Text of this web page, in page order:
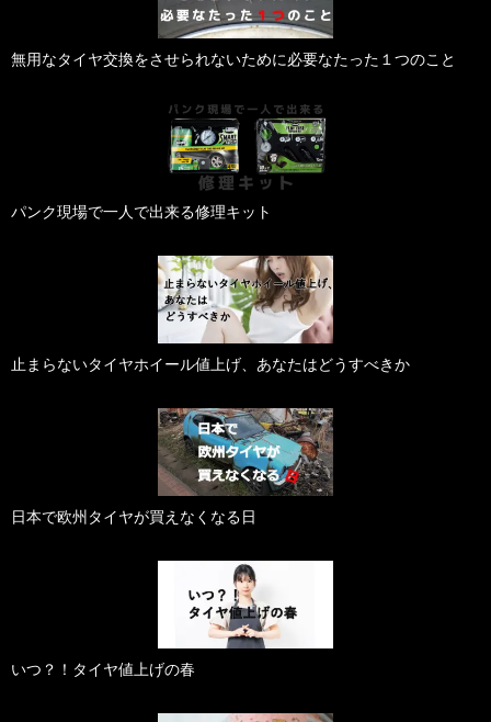
無用なタイヤ交換をさせられないために必要なたった１つのこと
パンク現場で一人で出来る修理キット
止まらないタイヤホイール値上げ、あなたはどうすべきか
日本で欧州タイヤが買えなくなる日
いつ？！タイヤ値上げの春